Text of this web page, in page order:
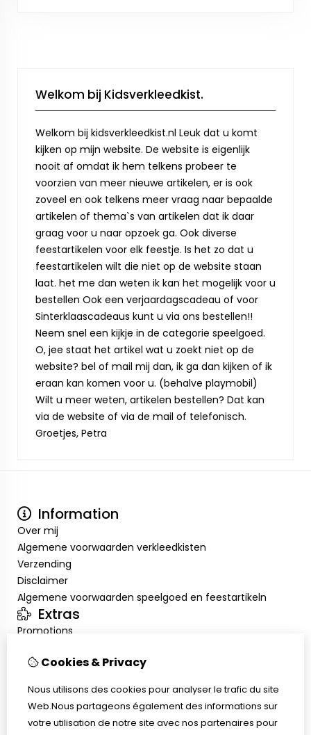
Welkom bij Kidsverkleedkist.
Welkom bij kidsverkleedkist.nl Leuk dat u komt
kijken op mijn website. De website is eigenlijk
nooit af omdat ik hem telkens probeer te
voorzien van meer nieuwe artikelen, er is ook
zoveel en ook telkens meer vraag naar bepaalde
artikelen of thema`s van artikelen dat ik daar
graag voor u naar opzoek ga. Ook diverse
feestartikelen voor elk feestje. Is het zo dat u
feestartikelen wilt die niet op de website staan
laat. het me dan weten ik kan het mogelijk voor u
bestellen Ook een verjaardagscadeau of voor
Sinterklaascadeaus kunt u via ons bestellen!!
Neem snel een kijkje in de categorie speelgoed.
O, jee staat het artikel wat u zoekt niet op de
website? bel of mail mij dan, ik ga dan kijken of ik
eraan kan komen voor u. (behalve playmobil)
Wilt u meer weten, artikelen bestellen? Dat kan
via de website of via de mail of telefonisch.
Groetjes, Petra
Information
Over mij
Algemene voorwaarden verkleedkisten
Verzending
Disclaimer
Algemene voorwaarden speelgoed en feestartikeln
Extras
Promotions
Inloggen
Service client
Cookies & Privacy
Nous utilisons des cookies pour analyser le trafic du site
Web.Nous partageons également des informations sur
votre utilisation de notre site avec nos partenaires pour